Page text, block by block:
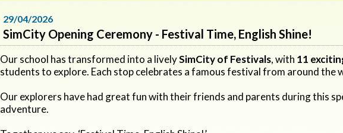
29/04/2026
SimCity Opening Ceremony - Festival Time, English Shine!
Our school has transformed into a livelySimCity of Festivals, with 11
students to explore. Each stop celebrates a famous festival from around the
Our explorers have had great fun with their friends and parents during this
adventure.